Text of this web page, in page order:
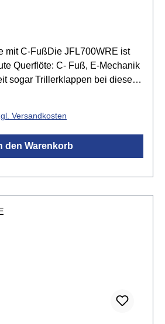
mit C-FußDie JFL700WRE ist
Querflöte: C- Fuß, E-Mechanik
sogar Trillerklappen bei dieser
Waveline Patent. Dieser
so, dass ein
und gesundes
wird. Der Waveline Bogen sorgt
Kinder ab 7 Jahren
Neusilber versilbert, mit
Versandkosten
den Warenkorb